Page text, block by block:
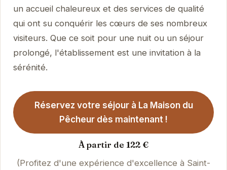
un accueil chaleureux et des services de qualité
qui ont su conquérir les cœurs de ses nombreux
visiteurs. Que ce soit pour une nuit ou un séjour
prolongé, l'établissement est une invitation à la
sérénité.
Réservez votre séjour à La Maison du
Pêcheur dès maintenant !
À partir de 122 €
(Profitez d'une expérience d'excellence à Saint-